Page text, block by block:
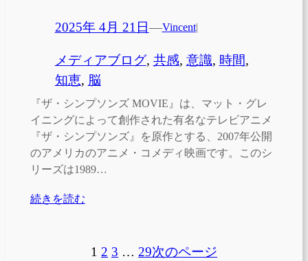
2025年 4月 21日—Vincent|
メディアブログ, 共感, 意識, 時間
知恵, 脳
『ザ・シンプソンズ MOVIE』は、マット・グレ
イニングによって創作された有名なテレビアニメ
『ザ・シンプソンズ』を原作とする、2007年公開
のアメリカのアニメ・コメディ映画です。このシ
リーズは1989…
続きを読む
1 2 3 … 29次のページ